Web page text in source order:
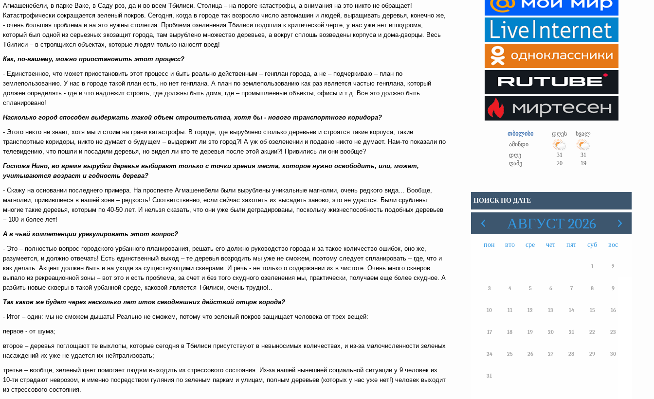
Агмашенебели, в парке Ваке, в Саду роз, да и во всем Тбилиси. Столица – на пороге катастрофы, а внимания на это никто не обращает!
Катастрофически сокращается зеленый покров. Сегодня, когда в городе так возросло число автомашин и людей, выращивать деревья, конечно же,
- очень большая проблема и на это нужны столетия. Проблема озеленения Тбилиси подошла к критической черте, у нас уже нет ипподрома,
который был одной из серьезных экозащит города, там вырублено множество деревьев, а вокруг сплошь возведены корпуса и дома-дворцы. Весь
Тбилиси – в строящихся объектах, которые людям только наносят вред!
Как, по-вашему, можно приостановить этот процесс?
- Единственное, что может приостановить этот процесс и быть реально действенным – генплан города, а не – подчеркиваю – план по
землепользованию. У нас в городе такой план есть, но нет генплана. А план по землепользованию как раз является частью генплана, который
должен определять - где и что надлежит строить, где должны быть дома, где – промышленные объекты, офисы и т.д. Все это должно быть
спланировано!
Насколько город способен выдержать такой объем строительства, хотя бы - нового транспортного коридора?
- Этого никто не знает, хотя мы и стоим на грани катастрофы. В городе, где вырублено столько деревьев и строятся такие корпуса, такие
транспортные коридоры, никто не думает о будущем – выдержит ли это город?! А уж об озеленении и подавно никто не думает. Нам-то показали по
телевидению, что пошли и посадили деревья, но видел ли кто те деревья после этой акции?! Привились ли они вообще?
Госпожа Нино, во время вырубки деревья выбирают только с точки зрения места, которое нужно освободить, или, может,
учитываются возраст и годность дерева?
- Скажу на основании последнего примера. На проспекте Агмашенебели были вырублены уникальные магнолии, очень редкого вида… Вообще,
магнолии, привившиеся в нашей зоне – редкость! Соответственно, если сейчас захотеть их высадить заново, это не удастся. Были срублены
многие такие деревья, которым по 40-50 лет. И нельзя сказать, что они уже были деградированы, поскольку жизнеспособность подобных деревьев
– 100 и более лет!
А в чьей компетенции урегулировать этот вопрос?
- Это – полностью вопрос городского урбанного планирования, решать его должно руководство города и за такое количество ошибок, оно же,
разумеется, и должно отвечать! Есть единственный выход – те деревья возродить мы уже не сможем, поэтому следует спланировать – где, что и
как делать. Акцент должен быть и на уходе за существующими скверами. И речь - не только о содержании их в чистоте. Очень много скверов
выпало из рекреационной зоны – вот это и есть проблема, за счет и без того скудного озеленения мы, практически, получаем еще более скудное. А
разбить новые скверы в такой урбанной среде, каковой является Тбилиси, очень трудно!..
Так каков же будет через несколько лет итог сегодняшних действий отцов города?
- Итог – один: мы не сможем дышать! Реально не сможем, потому что зеленый покров защищает человека от трех вещей:
первое - от шума;
второе – деревья поглощают те выхлопы, которые сегодня в Тбилиси присутствуют в невыносимых количествах, и из-за малочисленности зеленых
насаждений их уже не удается их нейтрализовать;
третье – вообще, зеленый цвет помогает людям выходить из стрессового состояния. Из-за нашей нынешней социальной ситуации у 9 человек из
10-ти страдают неврозом, и именно посредством гуляния по зеленым паркам и улицам, полным деревьев (которых у нас уже нет!) человек выходит
из стрессового состояния.
თბილისი დღეს
ხვალ
ამინდი
დღე
31
31
ღამე
20 19
ПОИСК ПО ДАТЕ
АВГУСТ 2026
пон вто сре чет пят суб вос
1 2
3 4 5 6 7 8 9
10 11 12 13 14 15 16
17 18 19 20 21 22 23
24 25 26 27 28 29 30
31